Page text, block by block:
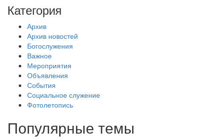
Категория
Архив
Архив новостей
Богослужения
Важное
Мероприятия
Объявления
События
Социальное служение
Фотолетопись
Популярные темы